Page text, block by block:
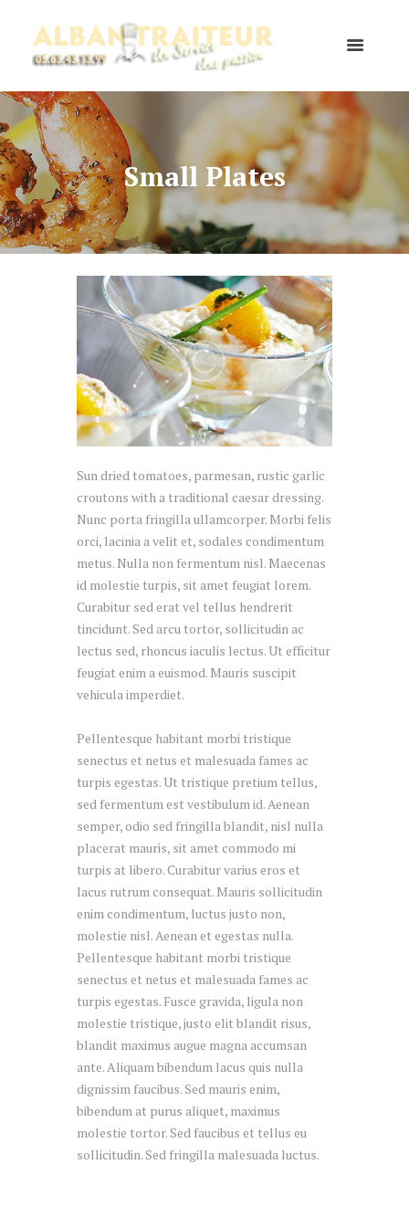
Small Plates
Sun dried tomatoes, parmesan, rustic garlic
croutons with a traditional caesar dressing.
Nunc porta fringilla ullamcorper. Morbi felis
orci, lacinia a velit et, sodales condimentum
metus. Nulla non fermentum nisl. Maecenas
id molestie turpis, sit amet feugiat lorem.
Curabitur sed erat vel tellus hendrerit
tincidunt. Sed arcu tortor, sollicitudin ac
lectus sed, rhoncus iaculis lectus. Ut efficitur
feugiat enim a euismod. Mauris suscipit
vehicula imperdiet.
Pellentesque habitant morbi tristique
senectus et netus et malesuada fames ac
turpis egestas. Ut tristique pretium tellus,
sed fermentum est vestibulum id. Aenean
semper, odio sed fringilla blandit, nisl nulla
placerat mauris, sit amet commodo mi
turpis at libero. Curabitur varius eros et
lacus rutrum consequat. Mauris sollicitudin
enim condimentum, luctus justo non,
molestie nisl. Aenean et egestas nulla.
Pellentesque habitant morbi tristique
senectus et netus et malesuada fames ac
turpis egestas. Fusce gravida, ligula non
molestie tristique, justo elit blandit risus,
blandit maximus augue magna accumsan
ante. Aliquam bibendum lacus quis nulla
dignissim faucibus. Sed mauris enim,
bibendum at purus aliquet, maximus
molestie tortor. Sed faucibus et tellus eu
sollicitudin. Sed fringilla malesuada luctus.